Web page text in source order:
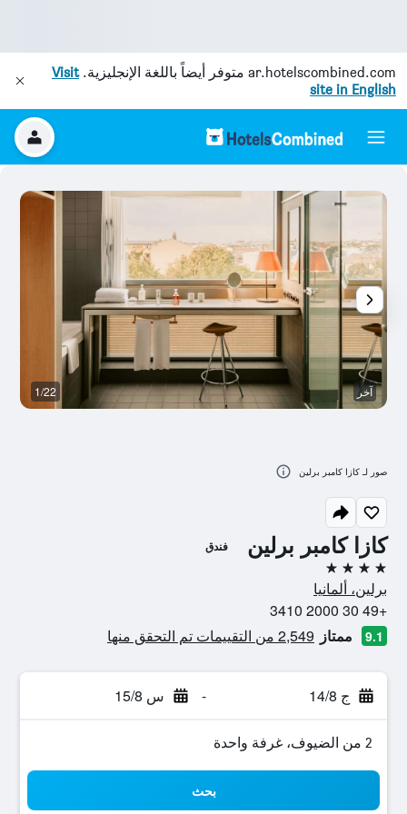
ar.hotelscombined.com متوفر أيضاً باللغة الإنجليزية.Visit
site in English
كازا كامبر برلين فندق
4 نجوم
برلين، ألمانيا
+49 30 2000 3410
9.1 ممتاز 2,549 من التقييمات تم التحقق منها
ج 14/8 - س 15/8
2 من الضيوف، غرفة واحدة
بحث
آخر 1/22
صور لـ كازا كامبر برلين